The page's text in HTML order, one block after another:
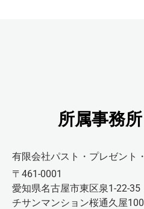
所属事務
有限会社パスト・プレゼント
〒461-0001
愛知県名古屋市東区泉1-22-35
チサンマンション桜通久屋